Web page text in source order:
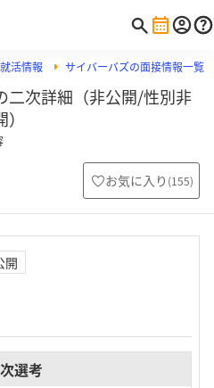
活情報 サイバーバズの面接情報一覧
二次詳細（非公開/性別非
お気に入り (155)
開
選考